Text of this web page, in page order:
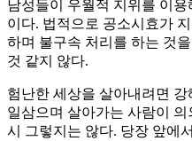
남성들이 우월적 지위를 이
이다. 법적으로 공소시효가
하며 불구속 처리를 하는 것
것 같지 않다.
험난한 세상을 살아내려면
일삼으며 살아가는 사람이
시 그렇지는 않다. 당장 앞에